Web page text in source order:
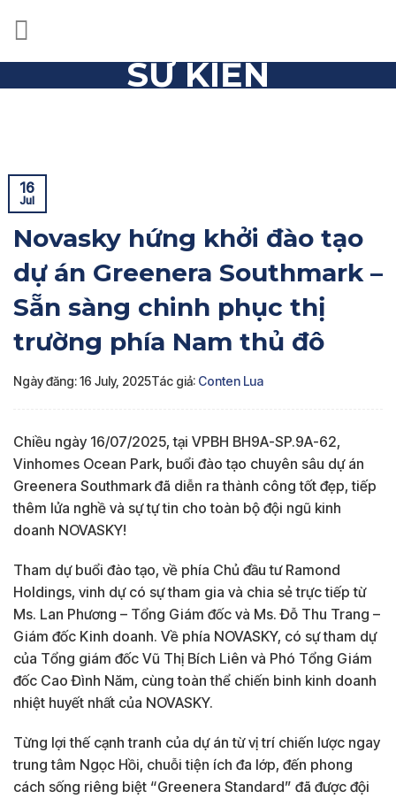
SỰ KIỆN
16
Jul
Novasky hứng khởi đào tạo
dự án Greenera Southmark –
Sẵn sàng chinh phục thị
trường phía Nam thủ đô
Ngày đăng: 16 July, 2025Tác giả: Conten Lua
Chiều ngày 16/07/2025, tại VPBH BH9A-SP.9A-62,
Vinhomes Ocean Park, buổi đào tạo chuyên sâu dự án
Greenera Southmark đã diễn ra thành công tốt đẹp, tiếp
thêm lửa nghề và sự tự tin cho toàn bộ đội ngũ kinh
doanh NOVASKY!
Tham dự buổi đào tạo, về phía Chủ đầu tư Ramond
Holdings, vinh dự có sự tham gia và chia sẻ trực tiếp từ
Ms. Lan Phương – Tổng Giám đốc và Ms. Đỗ Thu Trang –
Giám đốc Kinh doanh. Về phía NOVASKY, có sự tham dự
của Tổng giám đốc Vũ Thị Bích Liên và Phó Tổng Giám
đốc Cao Đình Năm, cùng toàn thể chiến binh kinh doanh
nhiệt huyết nhất của NOVASKY.
Từng lợi thế cạnh tranh của dự án từ vị trí chiến lược ngay
trung tâm Ngọc Hồi, chuỗi tiện ích đa lớp, đến phong
cách sống riêng biệt “Greenera Standard” đã được đội